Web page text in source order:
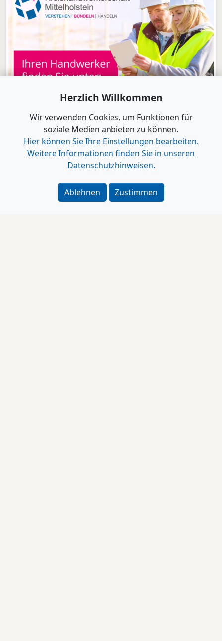
Herzlich Willkommen
Wir verwenden Cookies, um Funktionen für
soziale Medien anbieten zu können.
Hier können Sie Ihre Einstellungen bearbeiten.
Weitere Informationen finden Sie in unseren
Datenschutzhinweisen.
Ablehnen Zustimmen